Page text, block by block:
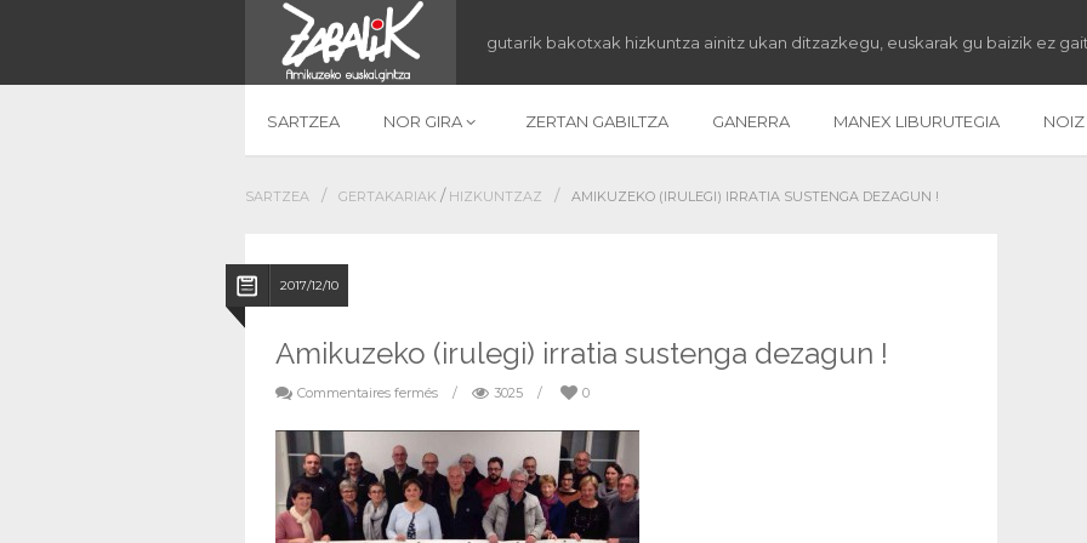
gutarik bakotxak hizkuntza ainitz ukan ditzazkegu, euskarak gu baizik ez
SARTZEA NOR GIRA ZERTAN GABILTZA GANERRA MANEX LIBURUTEGIA NOIZ
SARTZEA / GERTAKARIAK / HIZKUNTZAZ / AMIKUZEKO (IRULEGI) IRRATIA SUSTENGA DEZAGUN !
2017/12/10
Amikuzeko (irulegi) irratia sustenga dezagun !
Commentaires fermés / 3025 / 0